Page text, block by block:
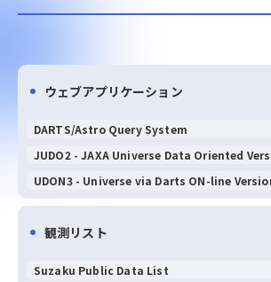
ウェブアプリケーション
DARTS/Astro Query System
JUDO2 - JAXA Universe Data Oriented
UDON3 - Universe via Darts ON-line
観測リスト
Suzaku Public Data List